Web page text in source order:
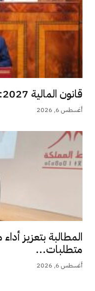
قانون المالية 2027: أخنوش يبقي على دعم...
أغسطس 6, 2026
المطالبة بتعزيز
متطلبات...
أغسطس 6, 2026